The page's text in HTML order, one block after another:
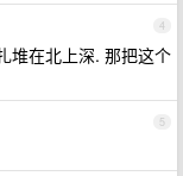
4
堆在北上深. 那把这个
5